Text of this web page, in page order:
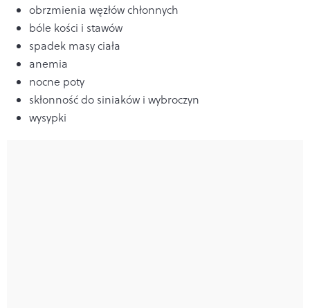
obrzmienia węzłów chłonnych
bóle kości i stawów
spadek masy ciała
anemia
nocne poty
skłonność do siniaków i wybroczyn
wysypki